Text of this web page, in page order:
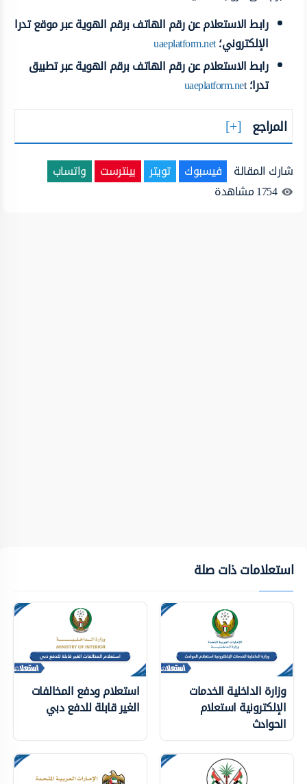
رابط الاستعلام عن رقم الهاتف برقم الهوية عبر موقع تدرا
الإلكتروني؛uaeplatform.net
رابط الاستعلام عن رقم الهاتف برقم الهوية عبر تطبيق
تدرا؛ uaeplatform.net
المراجع
شارك المقالة فيسبوك تويتر بينترست
واتساب
1754مشاهدة
استعلامات ذات صلة
وزارة الداخلية الخدمات
الإلكترونية استعلام
الحوادث
استعلام ودفع المخالفات
الغير قابلة للدفع دبي